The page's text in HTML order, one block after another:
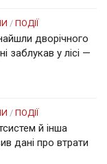
/ ПОДІЇ
дворічного
заблукав у лісі —
/ ПОДІЇ
й інша
дані про втрати